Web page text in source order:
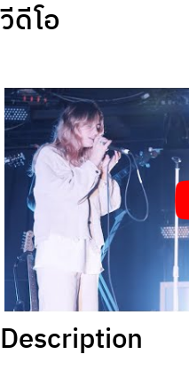
วีดีโอ
Description